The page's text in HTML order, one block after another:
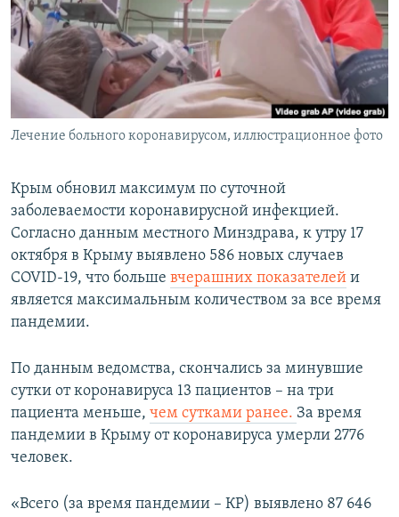
ПОБЕДИТЕЛЕЙ НЕ СУДЯТ?
КРЫМ.НЕПОКОРЕННЫЙ
ELIFBE
УКРАИНСКАЯ ПРОБЛЕМА КРЫМА
ПРИСОЕДИНЯЙТЕСЬ!
Все сайты RFE/RL
Лечение больного коронавирусом, иллюстрационное фото
Крым обновил максимум по суточной
заболеваемости коронавирусной инфекцией.
Согласно данным местного Минздрава, к утру 17
октября в Крыму выявлено 586 новых случаев
COVID-19, что больше вчерашних показателей и
является максимальным количеством за все время
пандемии.
По данным ведомства, скончались за минувшие
сутки от коронавируса 13 пациентов – на три
пациента меньше, чем сутками ранее. За время
пандемии в Крыму от коронавируса умерли 2776
человек.
«Всего (за время пандемии – КР) выявлено 87 646